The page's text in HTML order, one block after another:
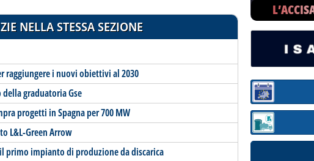
NELLA STESSA SEZIONE
raggiungere i nuovi obiettivi al 2030
graduatoria Gse
progetti in Spagna per 700 MW
L&L-Green Arrow
primo impianto di produzione da discarica
Sezione:
Sezione: